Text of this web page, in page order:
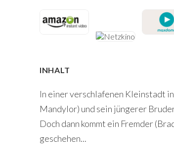
INHALT
In einer verschlafenen Kleinstadt
Mandylor) und sein jüngerer
Doch dann kommt ein Fremder
geschehen...